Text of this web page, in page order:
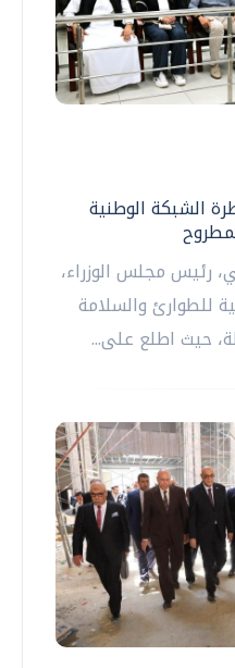
الشبكة الوطنية
رئيس مجلس الوزراء،
للطوارئ والسلامة
حيث اطلع على...